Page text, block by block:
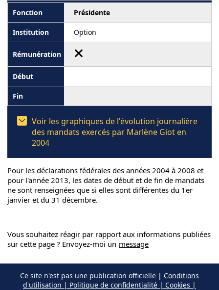
Présidente
Option
Voir les graphiques de l'évolution journalière
des mandats exercés par Marlène Giot en
2004
Pour les déclarations fédérales des années 2004 à 2008 et
pour l'année 2013, les dates de début et de fin de mandats
ne sont renseignées que si elles sont différentes du 1er
janvier et du 31 décembre.
Vous souhaitez réagir par rapport aux informations publiées
sur cette page ? Envoyez-moi un message
Ce site n'est pas une publication officielle | Conditions
d'utilisation | Politique de confidentialité | Cookies |